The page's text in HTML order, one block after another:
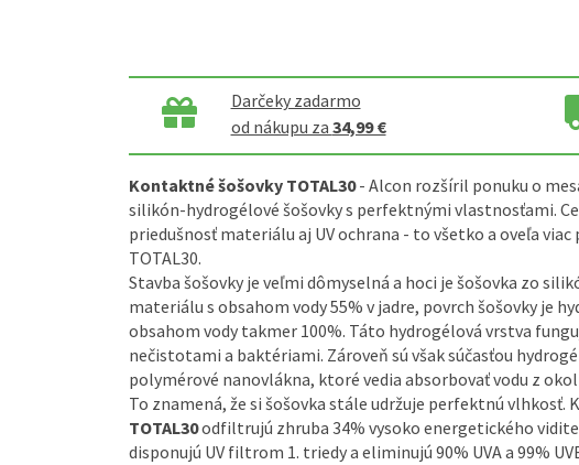
Darčeky zadarmo
od nákupu za 34,99 €
Kontaktné šošovky TOTAL30- Alcon rozšíril ponuku o
silikón-hydrogélové šošovky s perfektnými vlastnosťami.
priedušnosť materiálu aj UV ochrana - to všetko a oveľa viac
TOTAL30.
Stavba šošovky je veľmi dômyselná a hoci je šošovka zo
materiálu s obsahom vody 55% v jadre, povrch šošovky je
obsahom vody takmer 100%. Táto hydrogélová vrstva
nečistotami a baktériami. Zároveň sú však súčasťou
polymérové nanovlákna, ktoré vedia absorbovať vodu z
To znamená, že si šošovka stále udržuje perfektnú vlhkosť.
TOTAL30odfiltrujú zhruba 34% vysoko energetického
disponujú UV filtrom 1. triedy a eliminujú 90% UVA a 99%